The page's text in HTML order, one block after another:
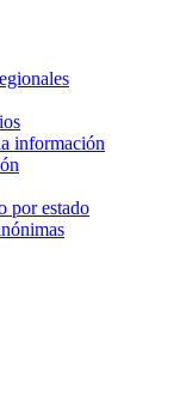
información
por estado